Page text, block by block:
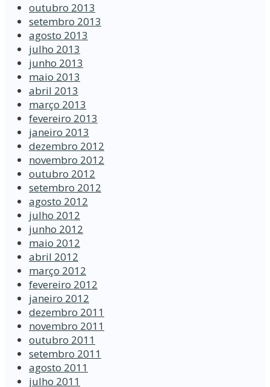
outubro 2013
setembro 2013
agosto 2013
julho 2013
junho 2013
maio 2013
abril 2013
março 2013
fevereiro 2013
janeiro 2013
dezembro 2012
novembro 2012
outubro 2012
setembro 2012
agosto 2012
julho 2012
junho 2012
maio 2012
abril 2012
março 2012
fevereiro 2012
janeiro 2012
dezembro 2011
novembro 2011
outubro 2011
setembro 2011
agosto 2011
julho 2011